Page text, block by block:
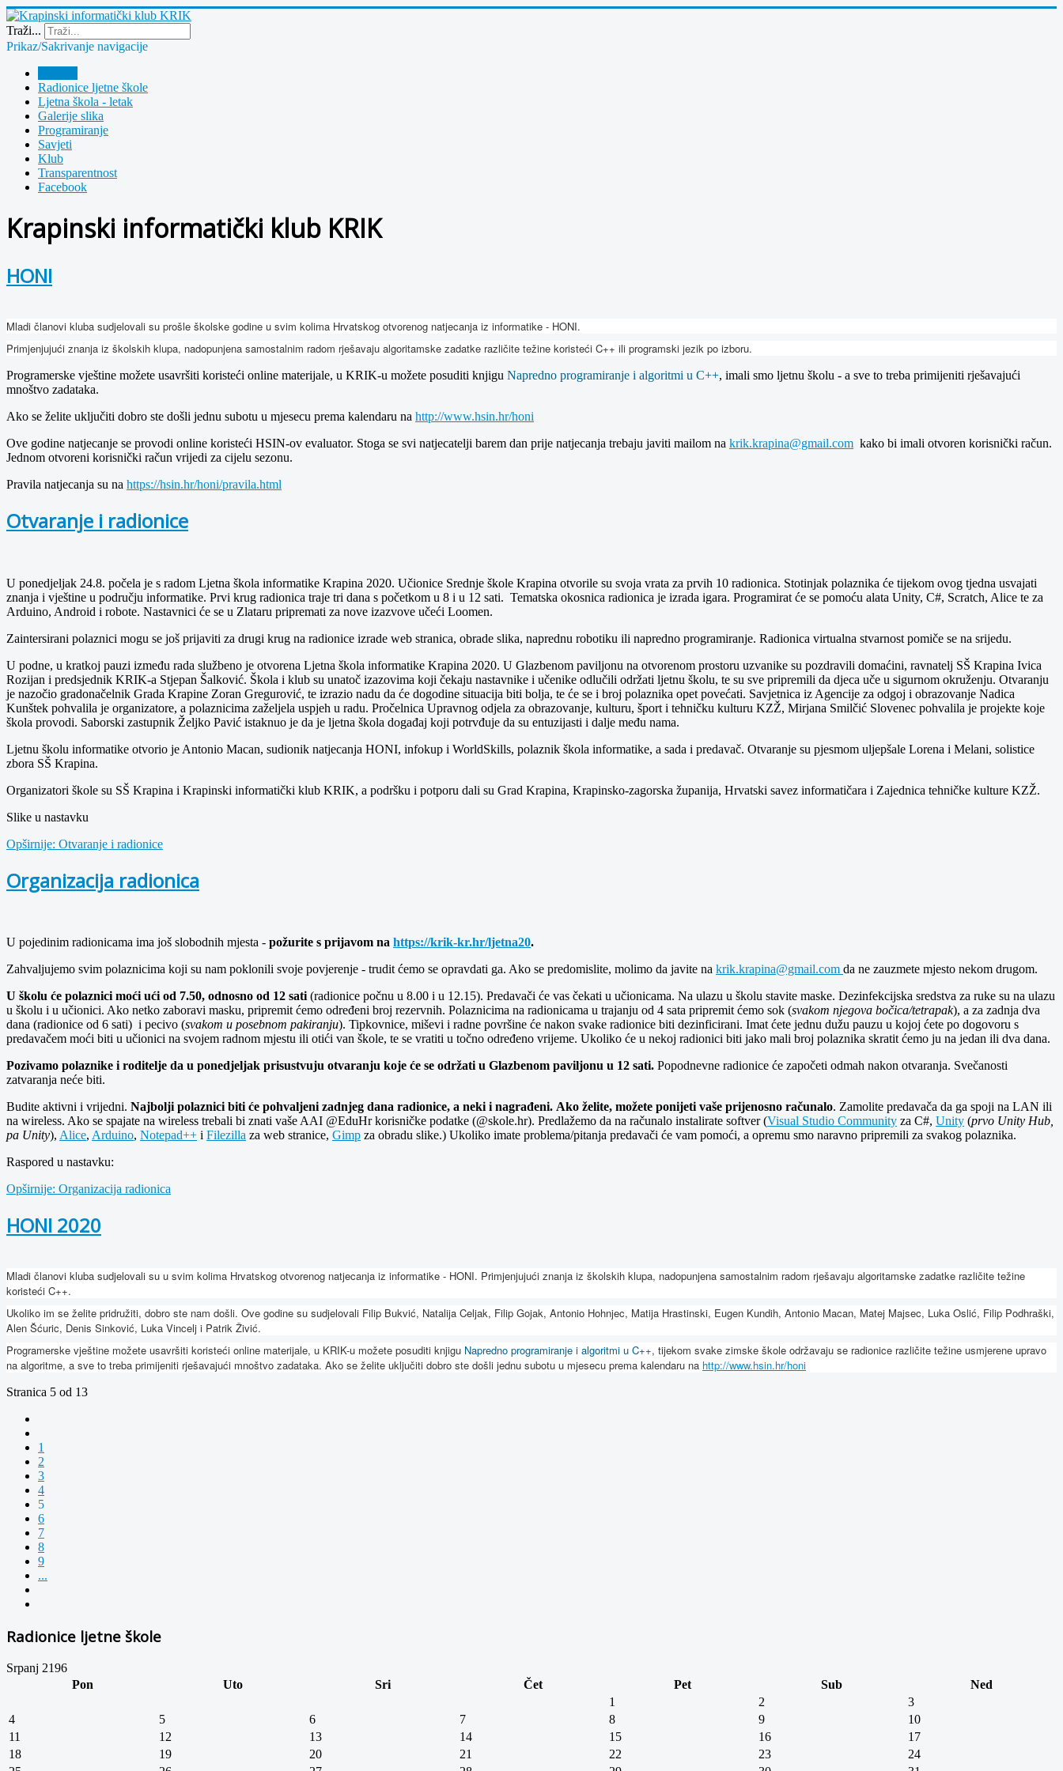
Traži...
Prikaz/Sakrivanje navigacije
Radionice ljetne škole
Ljetna škola - letak
Galerije slika
Programiranje
Savjeti
Klub
Transparentnost
Facebook
Krapinski informatički klub KRIK
HONI
Mladi članovi kluba sudjelovali su prošle školske godine u svim kolima Hrvatskog otvorenog natjecanja iz informatike - HONI.
Primjenjujući znanja iz školskih klupa, nadopunjena samostalnim radom rješavaju algoritamske zadatke različite težine koristeći C++ ili programski jezik po izboru.
Programerske vještine možete usavršiti koristeći online materijale, u KRIK-u možete posuditi knjigu Napredno programiranje i algoritmi u C++, imali smo ljetnu školu - a sve to treba primijeniti rješavajući
mnoštvo zadataka.
Ako se želite uključiti dobro ste došli jednu subotu u mjesecu prema kalendaru na http://www.hsin.hr/honi
Ove godine natjecanje se provodi online koristeći HSIN-ov evaluator. Stoga se svi natjecatelji barem dan prije natjecanja trebaju javiti mailom na krik.krapina@gmail.com kako bi imali otvoren korisnički račun.
Jednom otvoreni korisnički račun vrijedi za cijelu sezonu.
Pravila natjecanja su na https://hsin.hr/honi/pravila.html
Otvaranje i radionice
U ponedjeljak 24.8. počela je s radom Ljetna škola informatike Krapina 2020. Učionice Srednje škole Krapina otvorile su svoja vrata za prvih 10 radionica. Stotinjak polaznika će tijekom ovog tjedna usvajati
znanja i vještine u području informatike. Prvi krug radionica traje tri dana s početkom u 8 i u 12 sati. Tematska okosnica radionica je izrada igara. Programirat će se pomoću alata Unity, C#, Scratch, Alice te za
Arduino, Android i robote. Nastavnici će se u Zlataru pripremati za nove izazvove učeći Loomen.
Zaintersirani polaznici mogu se još prijaviti za drugi krug na radionice izrade web stranica, obrade slika, naprednu robotiku ili napredno programiranje. Radionica virtualna stvarnost pomiče se na srijedu.
U podne, u kratkoj pauzi između rada službeno je otvorena Ljetna škola informatike Krapina 2020. U Glazbenom paviljonu na otvorenom prostoru uzvanike su pozdravili domaćini, ravnatelj SŠ Krapina Ivica
Rozijan i predsjednik KRIK-a Stjepan Šalković. Škola i klub su unatoč izazovima koji čekaju nastavnike i učenike odlučili održati ljetnu školu, te su sve pripremili da djeca uče u sigurnom okruženju. Otvaranju
je nazočio gradonačelnik Grada Krapine Zoran Gregurović, te izrazio nadu da će dogodine situacija biti bolja, te će se i broj polaznika opet povećati. Savjetnica iz Agencije za odgoj i obrazovanje Nadica
Kunštek pohvalila je organizatore, a polaznicima zaželjela uspjeh u radu. Pročelnica Upravnog odjela za obrazovanje, kulturu, šport i tehničku kulturu KZŽ, Mirjana Smilčić Slovenec pohvalila je projekte koje
škola provodi. Saborski zastupnik Željko Pavić istaknuo je da je ljetna škola događaj koji potrvđuje da su entuzijasti i dalje među nama.
Ljetnu školu informatike otvorio je Antonio Macan, sudionik natjecanja HONI, infokup i WorldSkills, polaznik škola informatike, a sada i predavač. Otvaranje su pjesmom uljepšale Lorena i Melani, solistice
zbora SŠ Krapina.
Organizatori škole su SŠ Krapina i Krapinski informatički klub KRIK, a podršku i potporu dali su Grad Krapina, Krapinsko-zagorska županija, Hrvatski savez informatičara i Zajednica tehničke kulture KZŽ.
Slike u nastavku
Opširnije: Otvaranje i radionice
Organizacija radionica
U pojedinim radionicama ima još slobodnih mjesta - požurite s prijavom na https://krik-kr.hr/ljetna20.
Zahvaljujemo svim polaznicima koji su nam poklonili svoje povjerenje - trudit ćemo se opravdati ga. Ako se predomislite, molimo da javite na krik.krapina@gmail.com da ne zauzmete mjesto nekom drugom.
U školu će polaznici moći ući od 7.50, odnosno od 12 sati(radionice počnu u 8.00 i u 12.15). Predavači će vas čekati u učionicama. Na ulazu u školu stavite maske. Dezinfekcijska sredstva za ruke su na ulazu
u školu i u učionici. Ako netko zaboravi masku, pripremit ćemo određeni broj rezervnih. Polaznicima na radionicama u trajanju od 4 sata pripremit ćemo sok (svakom njegova bočica/tetrapak), a za zadnja dva
dana (radionice od 6 sati) i pecivo (svakom u posebnom pakiranju). Tipkovnice, miševi i radne površine će nakon svake radionice biti dezinficirani. Imat ćete jednu dužu pauzu u kojoj ćete po dogovoru s
predavačem moći biti u učionici na svojem radnom mjestu ili otići van škole, te se vratiti u točno određeno vrijeme. Ukoliko će u nekoj radionici biti jako mali broj polaznika skratit ćemo ju na jedan ili dva dana.
Pozivamo polaznike i roditelje da u ponedjeljak prisustvuju otvaranju koje će se održati u Glazbenom paviljonu u 12 sati. Popodnevne radionice će započeti odmah nakon otvaranja. Svečanosti
zatvaranja neće biti.
Budite aktivni i vrijedni. Najbolji polaznici biti će pohvaljeni zadnjeg dana radionice, a neki i nagrađeni. Ako želite, možete ponijeti vaše prijenosno računalo. Zamolite predavača da ga spoji na LAN ili
na wireless. Ako se spajate na wireless trebali bi znati vaše AAI @EduHr korisničke podatke (@skole.hr). Predlažemo da na računalo instalirate softver (Visual Studio Community za C#, Unity (prvo Unity Hub,
pa Unity), Alice, Arduino, Notepad++ i Filezilla za web stranice, Gimp za obradu slike.) Ukoliko imate problema/pitanja predavači će vam pomoći, a opremu smo naravno pripremili za svakog polaznika.
Raspored u nastavku:
Opširnije: Organizacija radionica
HONI 2020
Mladi članovi kluba sudjelovali su u svim kolima Hrvatskog otvorenog natjecanja iz informatike - HONI. Primjenjujući znanja iz školskih klupa, nadopunjena samostalnim radom rješavaju algoritamske zadatke različite težine
koristeći C++.
Ukoliko im se želite pridružiti, dobro ste nam došli. Ove godine su sudjelovali Filip Bukvić, Natalija Celjak, Filip Gojak, Antonio Hohnjec, Matija Hrastinski, Eugen Kundih, Antonio Macan, Matej Majsec, Luka Oslić, Filip Podhraški,
Alen Šćuric, Denis Sinković, Luka Vincelj i Patrik Živić.
Programerske vještine možete usavršiti koristeći online materijale, u KRIK-u možete posuditi knjigu Napredno programiranje i algoritmi u C++, tijekom svake zimske škole održavaju se radionice različite težine usmjerene upravo
na algoritme, a sve to treba primijeniti rješavajući mnoštvo zadataka. Ako se želite uključiti dobro ste došli jednu subotu u mjesecu prema kalendaru na http://www.hsin.hr/honi
Stranica 5 od 13
1
2
3
4
5
6
7
8
9
...
Radionice ljetne škole
Year
Month
Year
Month
Srpanj 2196
Pon
Uto Sri Čet Pet Sub
Ned
1
2
3
4
5 6 7 8 9
10
11
12 13 14 15 16
17
18
19 20 21 22 23
24